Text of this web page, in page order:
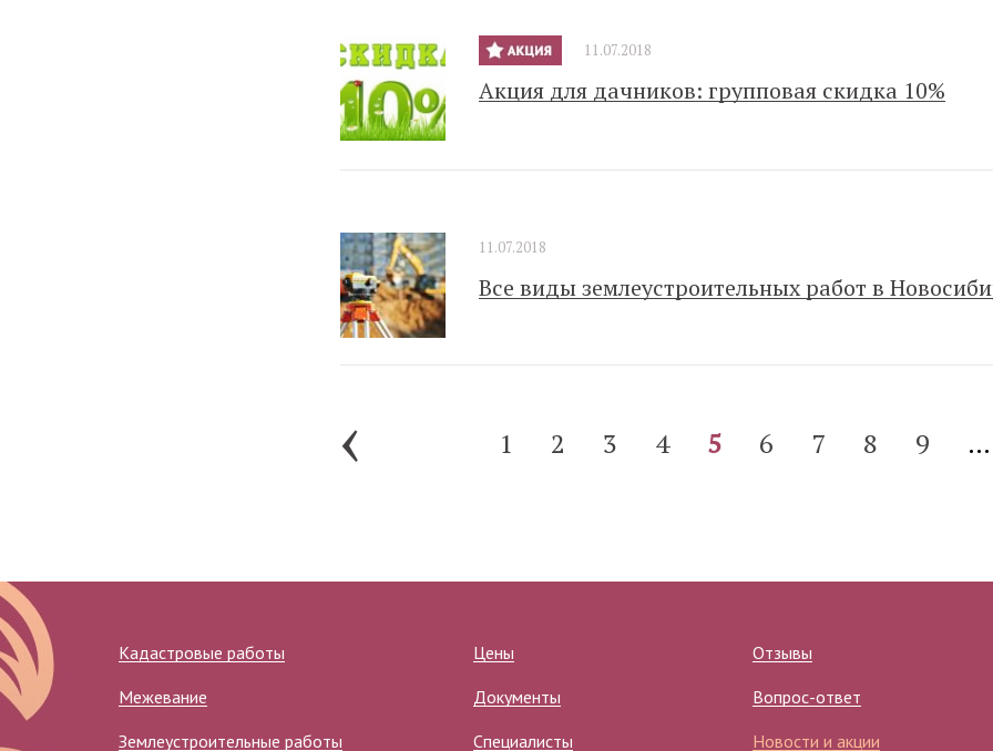
11.07.2018
Акция для дачников: групповая скидка 10%
11.07.2018
Все виды землеустроительных работ в
‹ 1 2 3 4 5 6 7 8 9 …
Кадастровые работы
Межевание
Землеустроительные работы
Цены
Отзывы
Документы
Специалисты
Вопрос-ответ
Новости и акции